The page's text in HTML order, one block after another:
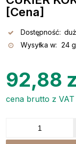
[Cena]
Dostępność:
Wysyłka w: 24
92,88
cena brutto z